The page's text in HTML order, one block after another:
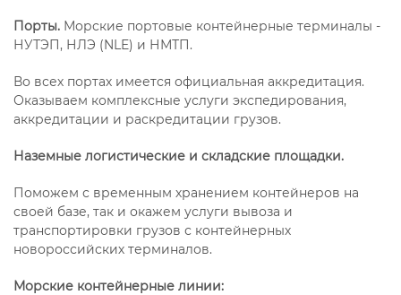
Порты. Морские портовые контейнерные терминалы -
НУТЭП, НЛЭ (NLE) и НМТП.
Во всех портах имеется официальная аккредитация.
Оказываем комплексные услуги экспедирования,
аккредитации и раскредитации грузов.
Наземные логистические и складские площадки.
Поможем с временным хранением контейнеров на
своей базе, так и окажем услуги вывоза и
транспортировки грузов с контейнерных
новороссийских терминалов.
Морские контейнерные линии: